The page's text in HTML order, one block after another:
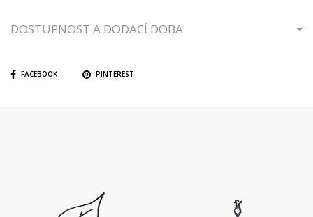
DOSTUPNOST A DODACÍ DOBA
FACEBOOK PINTEREST